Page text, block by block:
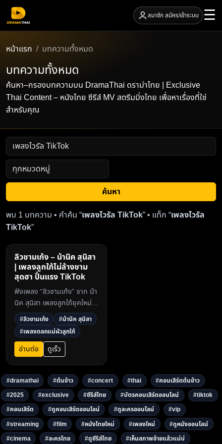
สมาชิก สมัคร/เข้าระบบ ☰
หน้าแรก บทความทั้งหมด
บทความทั้งหมด
ค้นหา–กรองบทความบน DramaThai ดราม่าไทย | Exclusive
Thai Content – หนังไทย ซีรีส์ MV สตรีมมิ่งไทย เพื่อหาเรื่องที่ใช่
สำหรับคุณ
ค้นหา
พบ 1 บทความ • คำค้น “เพลงไวรัล TikTok” • แท็ก “เพลงไวรัล
TikTok”
ลิวชามเก้ง – น้านิค สุนิสา
| เพลงลูกใภ้ไม่ล้างชาม
สุดฮา ปั่นแรง TikTok
ฟังเพลง “ลิวชามเก้ง” จาก น้า
นิค สุนิสา เพลงลูกใภ้ยุคใหม่
สวยอย่างเดียวไม่ล้างชาม ฮา
สุดปั่น กลายเป็นไวรัลบน
TikTok และ YouTube ห้าม
พลาด!3
#ลิวชามเก้ง
#น้านิค สุนิสา
#เพลงตลกแม่ผัวลูกใภ้
อ่านต่อ ดูเร็ว
#dramathai #ต้นข้าว #concert #thai
#คอนเสิร์ตต้นข้าว
#2025
#exclusive #ซีรีส์ไทย #บัตรคอนเสิร์ตออนไลน์
#tiktok
#คอนเสิร์ต
#ดูคอนเสิร์ตออนไลน์ #ดูละครออนไลน์
#vip
#streaming
#film #หนังไทยใหม่ #เพลงใหม่
#ดูหนังออนไลน์
#cinema
#ละครไทย #ดูซีรีส์ไทย #เห็นสภาพอ้ายแล้วแม่บ่